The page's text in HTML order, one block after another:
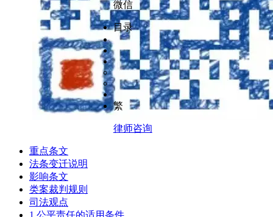
微信
目录
繁
律师咨询
重点条文
法条变迁说明
影响条文
类案裁判规则
司法观点